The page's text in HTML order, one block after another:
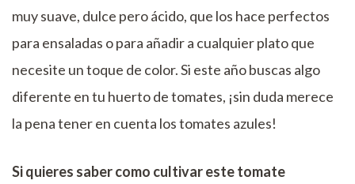
muy suave, dulce pero ácido, que los hace perfectos
para ensaladas o para añadir a cualquier plato que
necesite un toque de color. Si este año buscas algo
diferente en tu huerto de tomates, ¡sin duda merece
la pena tener en cuenta los tomates azules!
Si quieres saber como cultivar este tomate